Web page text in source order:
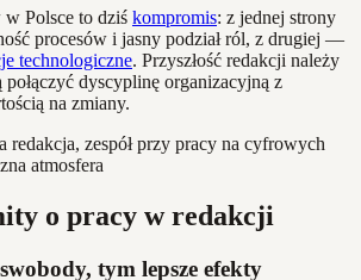
Polsce to dziś kompromis: z jednej strony
procesów i jasny podział ról, z drugiej —
technologiczne. Przyszłość redakcji należy
dyscyplinę organizacyjną z
na zmiany.
o pracy w redakcji
tym lepsze efekty